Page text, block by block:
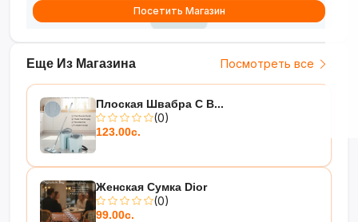
Еще Из Магазина Посмотреть все
Плоская Швабра С В...
(0)
123.00с.
Женская Сумка Dior
(0)
99.00с.
Посетить Магазин